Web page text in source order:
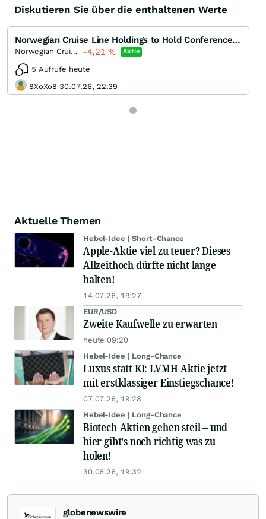
Diskutieren Sie über die enthaltenen Werte
Norwegian Cruise Line Holdings to Hold Conference Call on Fourth Quarter and Full Year 2019 Financia
Norwegian Cruise Line -4,21% Aktie
5 Aufrufe heute
8XoXo8 30.07.26, 22:39
Aktuelle Themen
Hebel-Idee | Short-Chance
Apple-Aktie viel zu teuer? Dieses
Allzeithoch dürfte nicht lange
halten!
14.07.26, 19:27
EUR/USD
Zweite Kaufwelle zu erwarten
heute 09:20
Hebel-Idee | Long-Chance
Luxus statt KI: LVMH-Aktie jetzt
mit erstklassiger Einstiegschance!
07.07.26, 19:28
Hebel-Idee | Long-Chance
Biotech-Aktien gehen steil – und
hier gibt's noch richtig was zu
holen!
30.06.26, 19:32
globenewswire